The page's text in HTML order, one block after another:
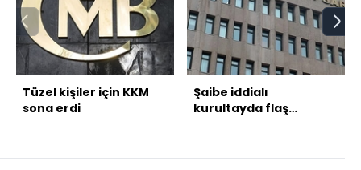
Tüzel kişiler için KKM
sona erdi
Şaibe iddialı
kurultayda flaş